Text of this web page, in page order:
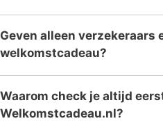
Geven alleen verzekeraars
welkomstcadeau?
Waarom check je altijd
Welkomstcadeau.nl?